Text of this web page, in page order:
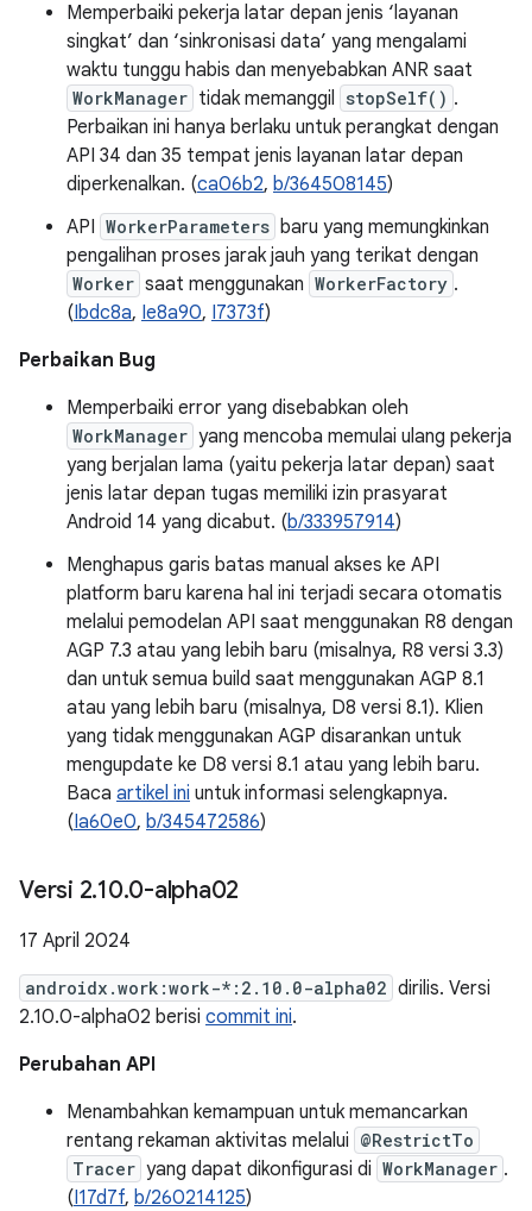
Memperbaiki pekerja latar depan jenis ‘layanan
singkat’ dan ‘sinkronisasi data’ yang mengalami
waktu tunggu habis dan menyebabkan ANR saat
WorkManager tidak memanggil stopSelf() .
Perbaikan ini hanya berlaku untuk perangkat dengan
API 34 dan 35 tempat jenis layanan latar depan
diperkenalkan. (ca06b2, b/364508145)
API WorkerParameters baru yang memungkinkan
pengalihan proses jarak jauh yang terikat dengan
Worker saat menggunakan WorkerFactory .
(Ibdc8a, Ie8a90, I7373f)
Perbaikan Bug
Memperbaiki error yang disebabkan oleh
WorkManager yang mencoba memulai ulang pekerja
yang berjalan lama (yaitu pekerja latar depan) saat
jenis latar depan tugas memiliki izin prasyarat
Android 14 yang dicabut. (b/333957914)
Menghapus garis batas manual akses ke API
platform baru karena hal ini terjadi secara otomatis
melalui pemodelan API saat menggunakan R8 dengan
AGP 7.3 atau yang lebih baru (misalnya, R8 versi 3.3)
dan untuk semua build saat menggunakan AGP 8.1
atau yang lebih baru (misalnya, D8 versi 8.1). Klien
yang tidak menggunakan AGP disarankan untuk
mengupdate ke D8 versi 8.1 atau yang lebih baru.
Baca artikel ini untuk informasi selengkapnya.
(Ia60e0, b/345472586)
Versi 2.10.0-alpha02
17 April 2024
androidx.work:work-*:2.10.0-alpha02 dirilis. Versi
2.10.0-alpha02 berisi commit ini.
Perubahan API
Menambahkan kemampuan untuk memancarkan
rentang rekaman aktivitas melalui @RestrictTo
Tracer yang dapat dikonfigurasi di WorkManager .
(I17d7f, b/260214125)